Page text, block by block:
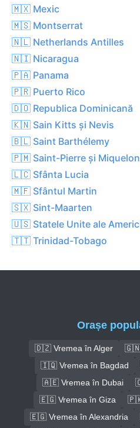
🇲🇽 Mexic
🇲🇸 Montserrat
🇳🇱 Netherlands Antilles
🇳🇮 Nicaragua
🇵🇦 Panama
🇵🇷 Puerto Rico
🇩🇴 Republica Dominicană
🇰🇳 Sain Kitts și Nevis
🇧🇱 Saint Barthélemy
🇵🇲 Saint-Pierre și Miquelon
🇱🇨 Sfânta Lucia
🇲🇫 Sfântul Martin
🇸🇽 Sint-Maarten
🇺🇸 Statele Unite ale
🇹🇹 Trinidad-Tobago
Orașe
🇩🇿 Vremea în Alger
🇬🇳
🇮🇶 Vremea în Bagdad
🇦🇪 Vremea în Dubai
🇪🇬 Vremea în Giza
🇵🇰
🇪🇬 Vremea în Alexandria